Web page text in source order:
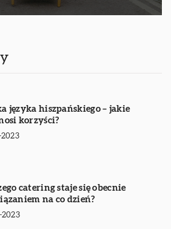
języka hiszpańskiego – jakie
korzyści?
2023
catering staje się obecnie
na co dzień?
2023